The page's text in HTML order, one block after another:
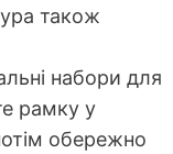
також
набори для
рамку у
обережно